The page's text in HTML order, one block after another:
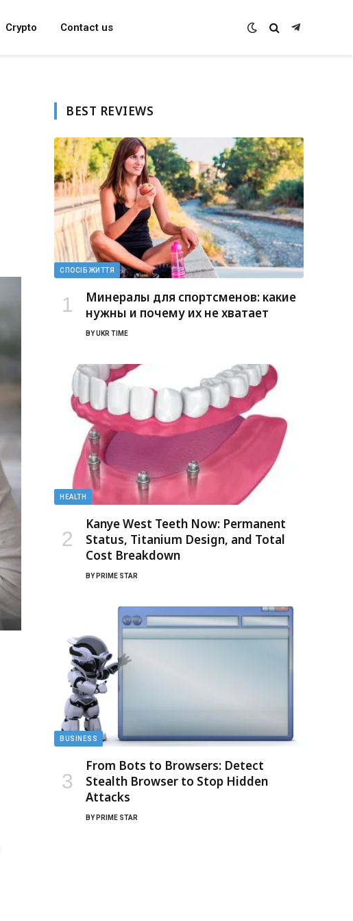
Crypto Contact us Telegram
BEST REVIEWS
СПОСІБ ЖИТТЯ
Минералы для спортсменов: какие
нужны и почему их не хватает
BYUKR TIME
HEALTH
Kanye West Teeth Now: Permanent
Status, Titanium Design, and Total
Cost Breakdown
BY PRIME STAR
BUSINESS
From Bots to Browsers: Detect
Stealth Browser to Stop Hidden
Attacks
BY PRIME STAR